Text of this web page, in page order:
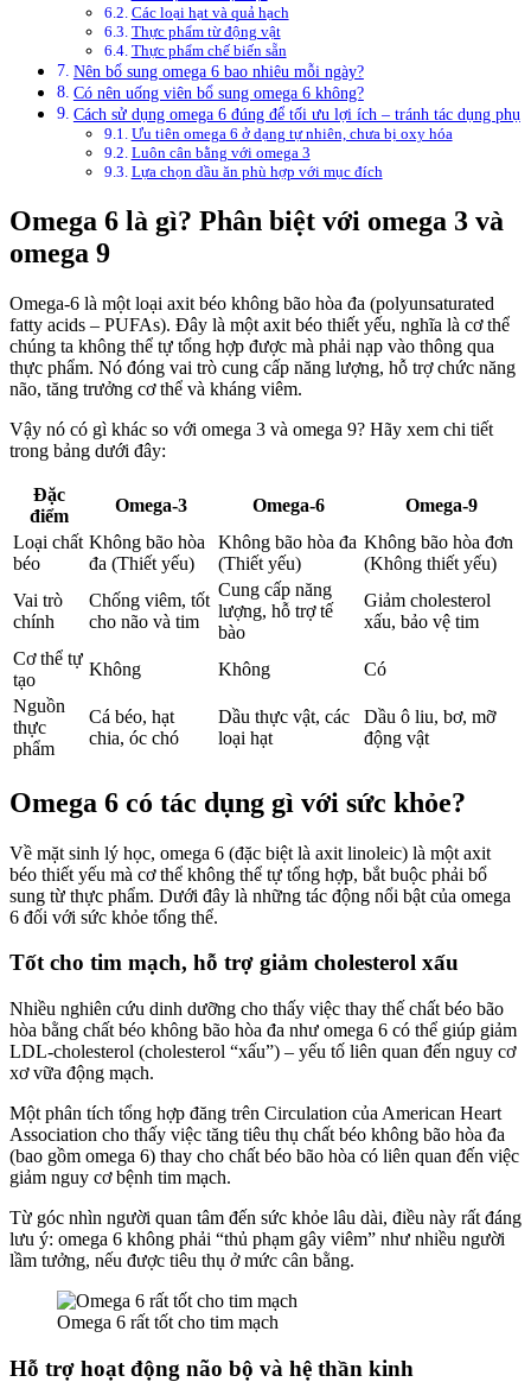
Các loại hạt và quả hạch
Thực phẩm từ động vật
Thực phẩm chế biến sẵn
Nên bổ sung omega 6 bao nhiêu mỗi ngày?
Có nên uống viên bổ sung omega 6 không?
Cách sử dụng omega 6 đúng để tối ưu lợi ích – tránh tác dụng phụ
Ưu tiên omega 6 ở dạng tự nhiên, chưa bị oxy hóa
Luôn cân bằng với omega 3
Lựa chọn dầu ăn phù hợp với mục đích
Omega 6 là gì? Phân biệt với omega 3 và
omega 9
Omega-6 là một loại axit béo không bão hòa đa (polyunsaturated
fatty acids – PUFAs). Đây là một axit béo thiết yếu, nghĩa là cơ thể
chúng ta không thể tự tổng hợp được mà phải nạp vào thông qua
thực phẩm. Nó đóng vai trò cung cấp năng lượng, hỗ trợ chức năng
não, tăng trưởng cơ thể và kháng viêm.
Vậy nó có gì khác so với omega 3 và omega 9? Hãy xem chi tiết
trong bảng dưới đây:
Đặc
điểm
Omega-3 Omega-6
Omega-9
Loại chất
béo
Không bão hòa
đa (Thiết yếu)
Không bão hòa đa
(Thiết yếu)
Không bão hòa đơn
(Không thiết yếu)
Vai trò
chính
Chống viêm, tốt
cho não và tim
Cung cấp năng
lượng, hỗ trợ tế
bào
Giảm cholesterol
xấu, bảo vệ tim
Cơ thể tự
tạo
Không Không
Có
Nguồn
thực
phẩm
Cá béo, hạt
chia, óc chó
Dầu thực vật, các
loại hạt
Dầu ô liu, bơ, mỡ
động vật
Omega 6 có tác dụng gì với sức khỏe?
Về mặt sinh lý học, omega 6 (đặc biệt là axit linoleic) là một axit
béo thiết yếu mà cơ thể không thể tự tổng hợp, bắt buộc phải bổ
sung từ thực phẩm. Dưới đây là những tác động nổi bật của omega
6 đối với sức khỏe tổng thể.
Tốt cho tim mạch, hỗ trợ giảm cholesterol xấu
Nhiều nghiên cứu dinh dưỡng cho thấy việc thay thế chất béo bão
hòa bằng chất béo không bão hòa đa như omega 6 có thể giúp giảm
LDL-cholesterol (cholesterol “xấu”) – yếu tố liên quan đến nguy cơ
xơ vữa động mạch.
Một phân tích tổng hợp đăng trên Circulation của American Heart
Association cho thấy việc tăng tiêu thụ chất béo không bão hòa đa
(bao gồm omega 6) thay cho chất béo bão hòa có liên quan đến việc
giảm nguy cơ bệnh tim mạch.
Từ góc nhìn người quan tâm đến sức khỏe lâu dài, điều này rất đáng
lưu ý: omega 6 không phải “thủ phạm gây viêm” như nhiều người
lầm tưởng, nếu được tiêu thụ ở mức cân bằng.
Omega 6 rất tốt cho tim mạch
Hỗ trợ hoạt động não bộ và hệ thần kinh